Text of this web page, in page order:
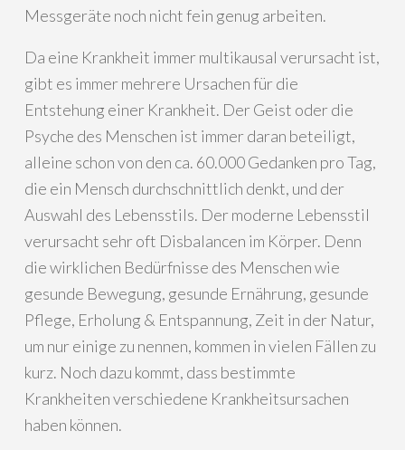
Messgeräte noch nicht fein genug arbeiten.
Da eine Krankheit immer multikausal verursacht ist,
gibt es immer mehrere Ursachen für die
Entstehung einer Krankheit. Der Geist oder die
Psyche des Menschen ist immer daran beteiligt,
alleine schon von den ca. 60.000 Gedanken pro Tag,
die ein Mensch durchschnittlich denkt, und der
Auswahl des Lebensstils. Der moderne Lebensstil
verursacht sehr oft Disbalancen im Körper. Denn
die wirklichen Bedürfnisse des Menschen wie
gesunde Bewegung, gesunde Ernährung, gesunde
Pflege, Erholung & Entspannung, Zeit in der Natur,
um nur einige zu nennen, kommen in vielen Fällen zu
kurz. Noch dazu kommt, dass bestimmte
Krankheiten verschiedene Krankheitsursachen
haben können.